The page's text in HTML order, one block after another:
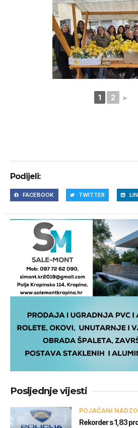
1 2 ►
Podijeli:
FACEBOOK TWITTER
Posljednje vijesti
POJAČANI
Rekorder s 1,83